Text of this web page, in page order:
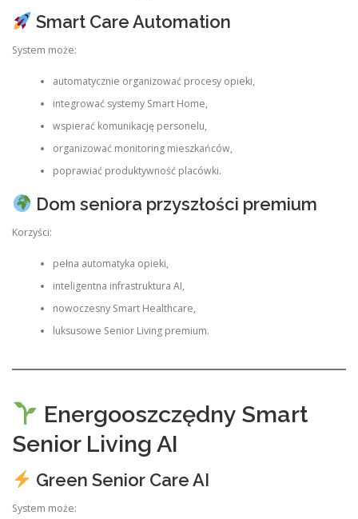
Smart Care Automation
System może:
automatycznie organizować procesy opieki,
integrować systemy Smart Home,
wspierać komunikację personelu,
organizować monitoring mieszkańców,
poprawiać produktywność placówki.
Dom seniora przyszłości premium
Korzyści:
pełna automatyka opieki,
inteligentna infrastruktura AI,
nowoczesny Smart Healthcare,
luksusowe Senior Living premium.
Energooszczędny Smart
Senior Living AI
Green Senior Care AI
System może: